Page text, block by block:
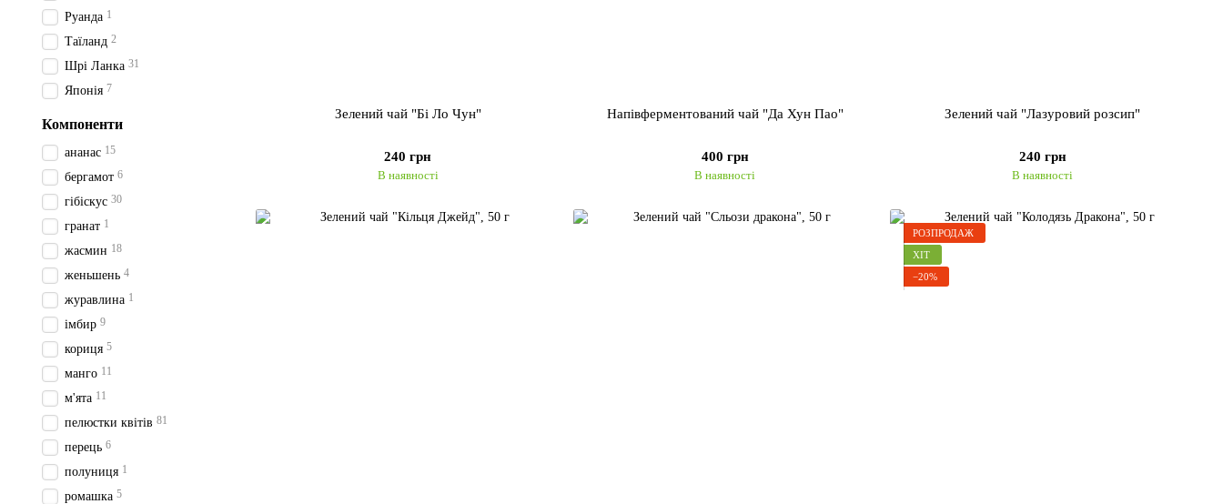
Зелений чай "Бі Ло Чун"
240 грн
В наявності
Напівферментований чай "Да Хун Пао"
400 грн
В наявності
Зелений чай "Лазуровий розсип"
240 грн
В наявності
РОЗПРОДАЖ
ХІТ
−20%
Руанда 1
Таїланд 2
Шрі Ланка 31
Японія 7
Компоненти
ананас 15
бергамот 6
гібіскус 30
гранат 1
жасмин 18
женьшень 4
журавлина 1
імбир 9
кориця 5
манго 11
м'ята 11
пелюстки квітів 81
перець 6
полуниця 1
ромашка 5